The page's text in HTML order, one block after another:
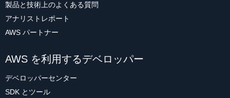
製品と技術上のよくある質問
アナリストレポート
AWS パートナー
AWS を利用するデベロッパー
デベロッパーセンター
SDK とツール